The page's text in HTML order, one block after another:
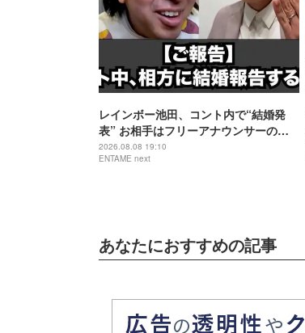
レインボー池田、コント内で“結婚発
表” お相手はフリーアナウンサーの佐
藤佳奈
2026.08.08 19:10
ENTAME next
あなたにおすすめの記事